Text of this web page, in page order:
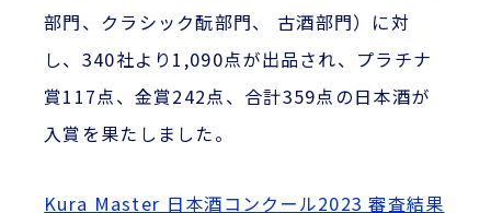
部門、クラシック酛部門、 古酒部門）に対
し、340社より1,090点が出品され、プラチナ
賞117点、金賞242点、合計359点の日本酒が
入賞を果たしました。
Kura Master 日本酒コンクール2023 審査結果